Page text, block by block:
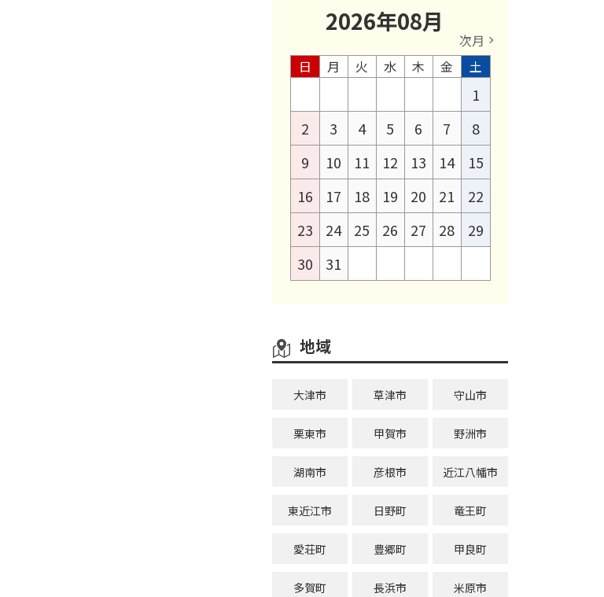
2026年08月
次月
日
月 火 水 木 金 土
1
2
3 4 5 6 7
8
9
10 11 12 13 14
15
16
17 18 19 20 21
22
23
24 25 26 27 28
29
30
31
地域
大津市 草津市 守山市
栗東市 甲賀市 野洲市
湖南市 彦根市 近江八幡市
東近江市 日野町 竜王町
愛荘町 豊郷町 甲良町
多賀町 長浜市 米原市